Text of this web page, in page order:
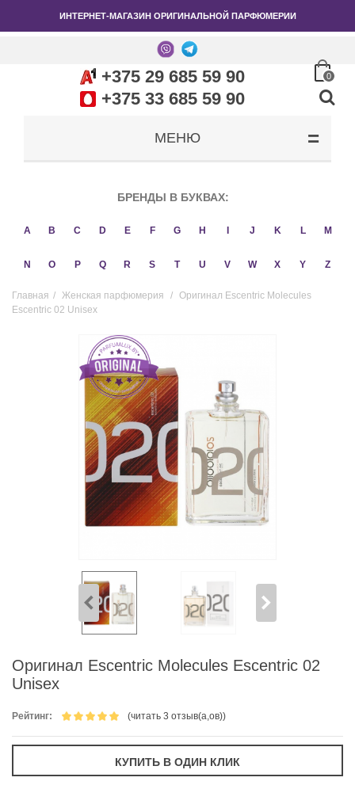
ИНТЕРНЕТ-МАГАЗИН ОРИГИНАЛЬНОЙ ПАРФЮМЕРИИ
+375 29 685 59 90
+375 33 685 59 90
0
МЕНЮ
БРЕНДЫ В БУКВАХ:
A B C D E F G H J K L M
N O P Q R S T U V W X Y Z
Главная / Женская парфюмерия / Оригинал Escentric Molecules
Escentric 02 Unisex
Оригинал Escentric Molecules Escentric 02
Unisex
Рейтинг: (читать 3 отзыв(а,ов))